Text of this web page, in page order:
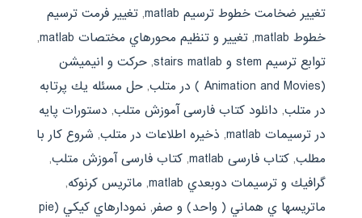
تغيير ضخامت خطوط ترسيم matlab
, تغيير فرمت ترسيم
خطوط matlab
, تغيير و تنظيم محورهاي مختصات matlab
,
توابع ترسيم stem و stairs matlab
, حركت و انيميشن
(Animation and Movies ) در متلب
, حل مسئله يك پرتابه
در متلب, دانلود کتاب فارسی آموزش متلب, دستورات پايه
در ترسيمات matlab
, ذخيره اطلاعات در متلب, شروع كار با
مطلب, کتاب فارسی matlab , کتاب فارسی آموزش متلب,
گرافيك و ترسيمات دوبعدي matlab
, ماتريس كرنوكه,
ماتريسها ي هماني ( واحد) و صفر,
نمودارهاي كيكي (pie